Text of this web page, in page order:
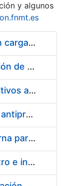
y algunos
Pliego condiciones optimización cargas compras firmado
Acuerdo marco para la fabricación de piezas
Suministro de Protectores Auditivos a medida para las personas trabajadoras de los Centros de Trabajo de Madrid y Burgos
Suministro de gafas graduadas antiproyecciones para los trabajadores de la FNMT-RCM en los centros de trabajo de Madrid y Burgos
Servicios de una empresa externa para el asesoramiento y resolución de los recursos de alzada que se presentan relacionados con procesos de selección para la FNMT-RCM
Acuerdo marco para el suministro e instalación de persianas, estores y otros complementos